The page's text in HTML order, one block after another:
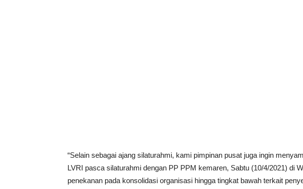
“Selain sebagai ajang silaturahmi, kami pimpinan pusat juga ingin
LVRI pasca silaturahmi dengan PP PPM kemaren, Sabtu (10/4/2021) di
penekanan pada konsolidasi organisasi hingga tingkat bawah terkait